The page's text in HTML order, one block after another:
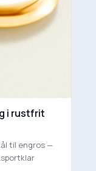
i rustfrit
til engros —